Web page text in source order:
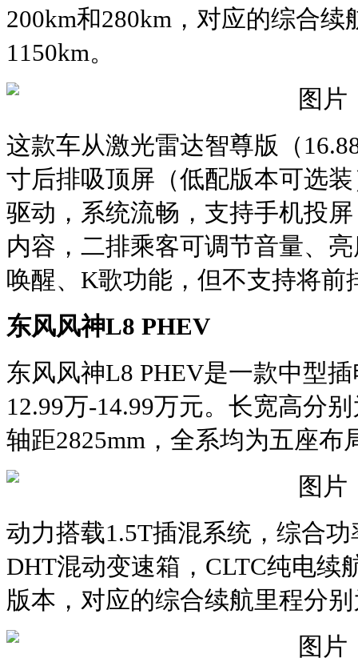
200km和280km，对应的综合续
1150km。
这款车从激光雷达智尊版（
寸后排吸顶屏（低配版本可选
驱动，系统流畅，支持手机投
内容，二排乘客可调节音量、
唤醒、K歌功能，但‌不支持将前
东风风神L8 PHEV
东风风神L8 PHEV是一款中型
12.99万-14.99万元。长宽高分
轴距2825mm，全系均为五座布
动力搭载1.5T插混系统，综合
DHT混动变速箱，CLTC纯电续
版本，对应的综合续航里程分